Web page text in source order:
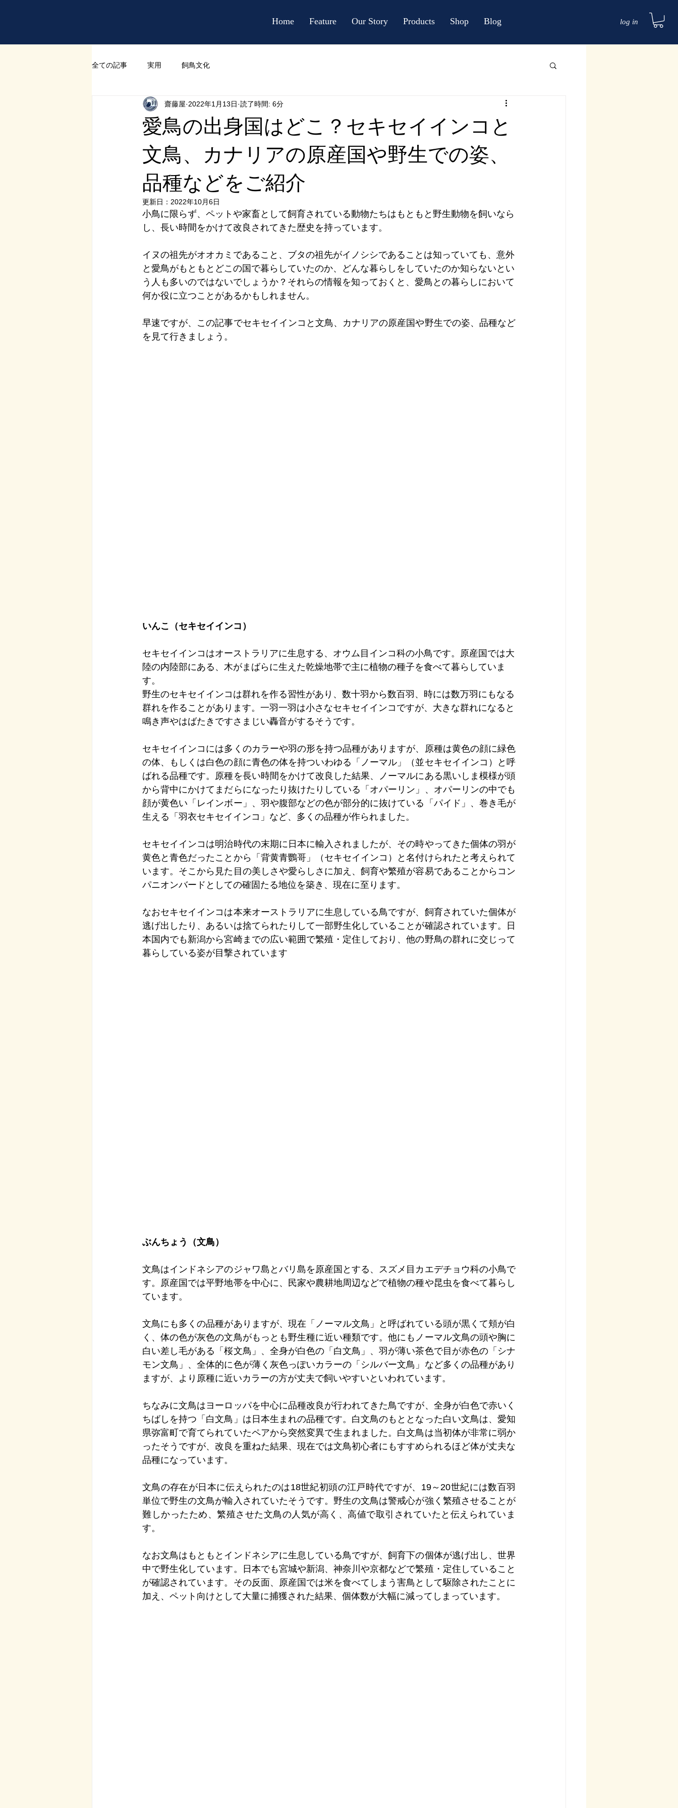
Home Feature Our Story Products Shop Blog log in
全ての記事 実用 飼鳥文化
愛鳥の出身国はどこ？セキセイインコと
文鳥、カナリアの原産国や野生での姿、
品種などをご紹介
齋藤屋 2022年1月13日 読了時間: 6分
更新日： 2022年10月6日
小鳥に限らず、ペットや家畜として飼育されている動物たちはもともと野生動物を飼いなら
し、長い時間をかけて改良されてきた歴史を持っています。
イヌの祖先がオオカミであること、ブタの祖先がイノシシであることは知っていても、意外
と愛鳥がもともとどこの国で暮らしていたのか、どんな暮らしをしていたのか知らないとい
う人も多いのではないでしょうか？それらの情報を知っておくと、愛鳥との暮らしにおいて
何か役に立つことがあるかもしれません。
早速ですが、この記事でセキセイインコと文鳥、カナリアの原産国や野生での姿、品種など
を見て行きましょう。
いんこ（セキセイインコ）
セキセイインコはオーストラリアに生息する、オウム目インコ科の小鳥です。原産国では大
陸の内陸部にある、木がまばらに生えた乾燥地帯で主に植物の種子を食べて暮らしていま
す。
野生のセキセイインコは群れを作る習性があり、数十羽から数百羽、時には数万羽にもなる
群れを作ることがあります。一羽一羽は小さなセキセイインコですが、大きな群れになると
鳴き声やはばたきですさまじい轟音がするそうです。
セキセイインコには多くのカラーや羽の形を持つ品種がありますが、原種は黄色の顔に緑色
の体、もしくは白色の顔に青色の体を持ついわゆる「ノーマル」（並セキセイインコ）と呼
ばれる品種です。原種を長い時間をかけて改良した結果、ノーマルにある黒いしま模様が頭
から背中にかけてまだらになったり抜けたりしている「オパーリン」、オパーリンの中でも
顔が黄色い「レインボー」、羽や腹部などの色が部分的に抜けている「パイド」、巻き毛が
生える「羽衣セキセイインコ」など、多くの品種が作られました。
セキセイインコは明治時代の末期に日本に輸入されましたが、その時やってきた個体の羽が
黄色と青色だったことから「背黄青鸚哥」（セキセイインコ）と名付けられたと考えられて
います。そこから見た目の美しさや愛らしさに加え、飼育や繁殖が容易であることからコン
パニオンバードとしての確固たる地位を築き、現在に至ります。
なおセキセイインコは本来オーストラリアに生息している鳥ですが、飼育されていた個体が
逃げ出したり、あるいは捨てられたりして一部野生化していることが確認されています。日
本国内でも新潟から宮崎までの広い範囲で繁殖・定住しており、他の野鳥の群れに交じって
暮らしている姿が目撃されています
ぶんちょう（文鳥）
文鳥はインドネシアのジャワ島とバリ島を原産国とする、スズメ目カエデチョウ科の小鳥で
す。原産国では平野地帯を中心に、民家や農耕地周辺などで植物の種や昆虫を食べて暮らし
ています。
文鳥にも多くの品種がありますが、現在「ノーマル文鳥」と呼ばれている頭が黒くて頬が白
く、体の色が灰色の文鳥がもっとも野生種に近い種類です。他にもノーマル文鳥の頭や胸に
白い差し毛がある「桜文鳥」、全身が白色の「白文鳥」、羽が薄い茶色で目が赤色の「シナ
モン文鳥」、全体的に色が薄く灰色っぽいカラーの「シルバー文鳥」など多くの品種があり
ますが、より原種に近いカラーの方が丈夫で飼いやすいといわれています。
ちなみに文鳥はヨーロッパを中心に品種改良が行われてきた鳥ですが、全身が白色で赤いく
ちばしを持つ「白文鳥」は日本生まれの品種です。白文鳥のもととなった白い文鳥は、愛知
県弥富町で育てられていたペアから突然変異で生まれました。白文鳥は当初体が非常に弱か
ったそうですが、改良を重ねた結果、現在では文鳥初心者にもすすめられるほど体が丈夫な
品種になっています。
文鳥の存在が日本に伝えられたのは18世紀初頭の江戸時代ですが、19～20世紀には数百羽
単位で野生の文鳥が輸入されていたそうです。野生の文鳥は警戒心が強く繁殖させることが
難しかったため、繁殖させた文鳥の人気が高く、高値で取引されていたと伝えられていま
す。
なお文鳥はもともとインドネシアに生息している鳥ですが、飼育下の個体が逃げ出し、世界
中で野生化しています。日本でも宮城や新潟、神奈川や京都などで繁殖・定住していること
が確認されています。その反面、原産国では米を食べてしまう害鳥として駆除されたことに
加え、ペット向けとして大量に捕獲された結果、個体数が大幅に減ってしまっています。